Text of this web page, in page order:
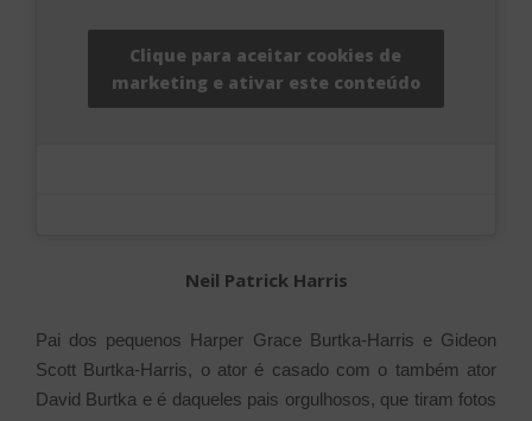
Clique para aceitar cookies de
marketing e ativar este conteúdo
Neil Patrick Harris
Pai dos pequenos Harper Grace Burtka-Harris e Gideon
Scott Burtka-Harris, o ator é casado com o também ator
David Burtka e é daqueles pais orgulhosos, que tiram fotos